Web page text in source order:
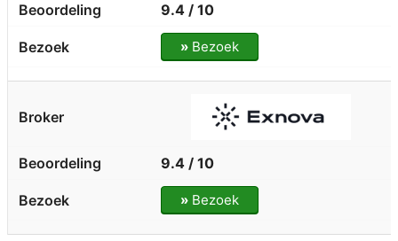
9.4 / 10
»Bezoek
9.4 / 10
»Bezoek